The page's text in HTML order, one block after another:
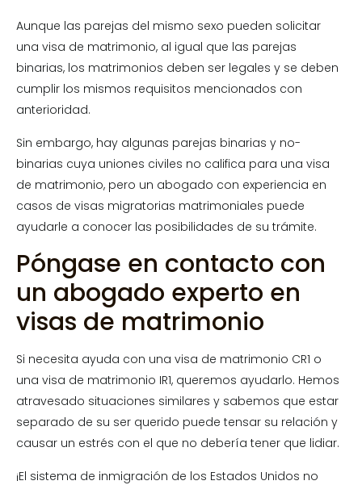
Aunque las parejas del mismo sexo pueden solicitar
una visa de matrimonio, al igual que las parejas
binarias, los matrimonios deben ser legales y se deben
cumplir los mismos requisitos mencionados con
anterioridad.
Sin embargo, hay algunas parejas binarias y no-
binarias cuya uniones civiles no califica para una visa
de matrimonio, pero un abogado con experiencia en
casos de visas migratorias matrimoniales puede
ayudarle a conocer las posibilidades de su trámite.
Póngase en contacto con
un abogado experto en
visas de matrimonio
Si necesita ayuda con una visa de matrimonio CR1 o
una visa de matrimonio IR1, queremos ayudarlo. Hemos
atravesado situaciones similares y sabemos que estar
separado de su ser querido puede tensar su relación y
causar un estrés con el que no debería tener que lidiar.
¡El sistema de inmigración de los Estados Unidos no